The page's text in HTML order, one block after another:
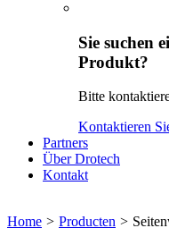
Sie suchen
Produkt?
Bitte
Kontaktieren
Partners
Über Drotech
Kontakt
Home > Producten >